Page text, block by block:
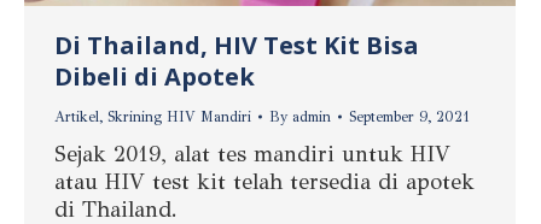
Di Thailand, HIV Test Kit Bisa
Dibeli di Apotek
Artikel, Skrining HIV Mandiri By admin September 9, 2021
Sejak 2019, alat tes mandiri untuk HIV
atau HIV test kit telah tersedia di apotek
di Thailand.